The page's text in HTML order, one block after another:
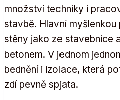
množství techniky i
stavbě. Hlavní
stěny jako ze stavebnice
betonem. V jednom
bednění i izolace, která
zdí pevně spjata.